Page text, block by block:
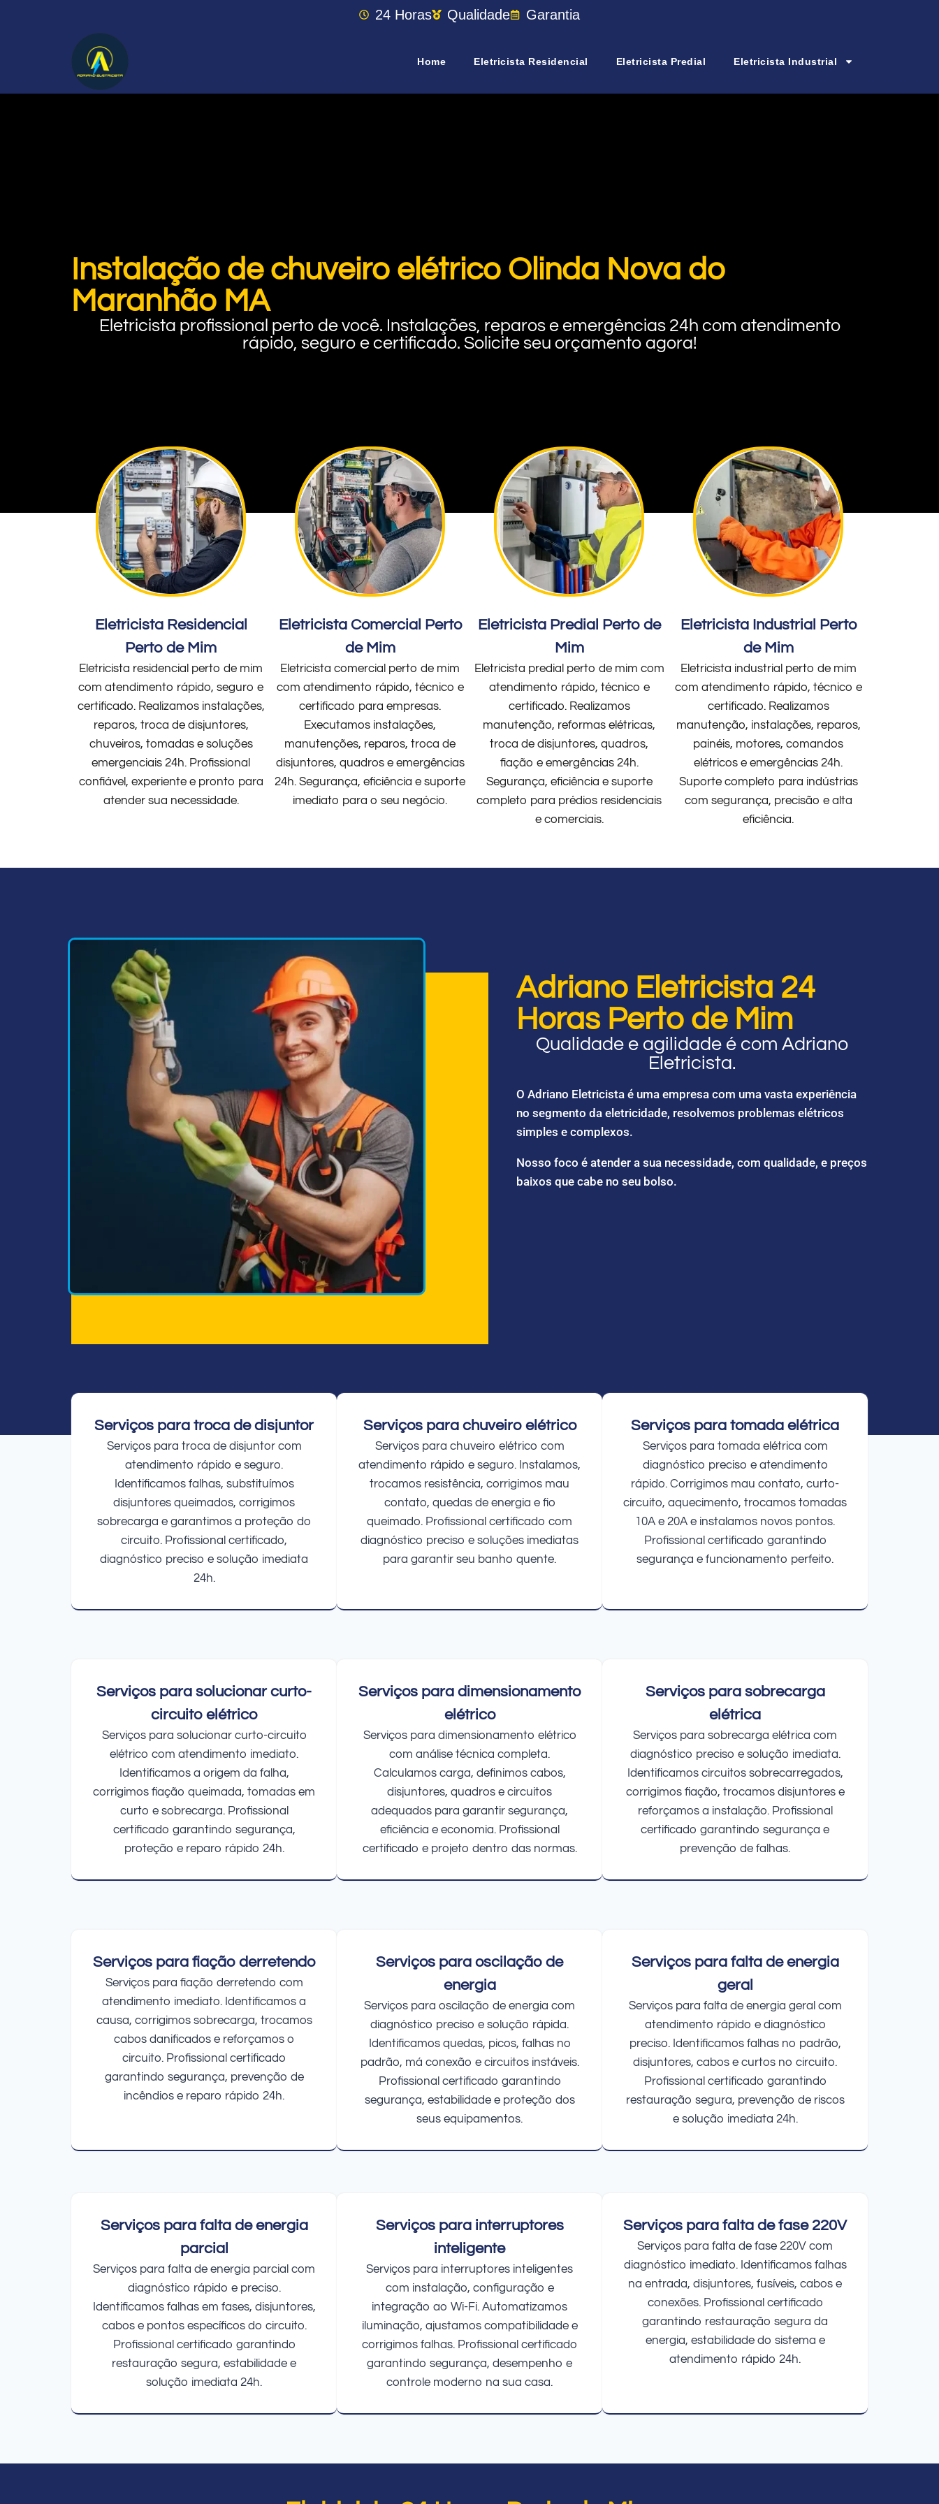
24 Horas Qualidade Garantia
Home Eletricista Residencial Eletricista Predial Eletricista Industrial
Instalação de chuveiro elétrico Olinda Nova do
Maranhão MA
Eletricista profissional perto de você. Instalações, reparos e emergências 24h com atendimento
rápido, seguro e certificado. Solicite seu orçamento agora!
Eletricista Residencial
Perto de Mim
Eletricista residencial perto de mim
com atendimento rápido, seguro e
certificado. Realizamos instalações,
reparos, troca de disjuntores,
chuveiros, tomadas e soluções
emergenciais 24h. Profissional
confiável, experiente e pronto para
atender sua necessidade.
Eletricista Comercial Perto
de Mim
Eletricista comercial perto de mim
com atendimento rápido, técnico e
certificado para empresas.
Executamos instalações,
manutenções, reparos, troca de
disjuntores, quadros e emergências
24h. Segurança, eficiência e suporte
imediato para o seu negócio.
Eletricista Predial Perto de
Mim
Eletricista predial perto de mim com
atendimento rápido, técnico e
certificado. Realizamos
manutenção, reformas elétricas,
troca de disjuntores, quadros,
fiação e emergências 24h.
Segurança, eficiência e suporte
completo para prédios residenciais
e comerciais.
Eletricista Industrial Perto
de Mim
Eletricista industrial perto de mim
com atendimento rápido, técnico e
certificado. Realizamos
manutenção, instalações, reparos,
painéis, motores, comandos
elétricos e emergências 24h.
Suporte completo para indústrias
com segurança, precisão e alta
eficiência.
Adriano Eletricista 24
Horas Perto de Mim
Qualidade e agilidade é com Adriano
Eletricista.
O Adriano Eletricista é uma empresa com uma vasta experiência
no segmento da eletricidade, resolvemos problemas elétricos
simples e complexos.
Nosso foco é atender a sua necessidade, com qualidade, e preços
baixos que cabe no seu bolso.
Serviços para troca de disjuntor
Serviços para troca de disjuntor com
atendimento rápido e seguro.
Identificamos falhas, substituímos
disjuntores queimados, corrigimos
sobrecarga e garantimos a proteção do
circuito. Profissional certificado,
diagnóstico preciso e solução imediata
24h.
Serviços para chuveiro elétrico
Serviços para chuveiro elétrico com
atendimento rápido e seguro. Instalamos,
trocamos resistência, corrigimos mau
contato, quedas de energia e fio
queimado. Profissional certificado com
diagnóstico preciso e soluções imediatas
para garantir seu banho quente.
Serviços para tomada elétrica
Serviços para tomada elétrica com
diagnóstico preciso e atendimento
rápido. Corrigimos mau contato, curto-
circuito, aquecimento, trocamos tomadas
10A e 20A e instalamos novos pontos.
Profissional certificado garantindo
segurança e funcionamento perfeito.
Serviços para solucionar curto-
circuito elétrico
Serviços para solucionar curto-circuito
elétrico com atendimento imediato.
Identificamos a origem da falha,
corrigimos fiação queimada, tomadas em
curto e sobrecarga. Profissional
certificado garantindo segurança,
proteção e reparo rápido 24h.
Serviços para dimensionamento
elétrico
Serviços para dimensionamento elétrico
com análise técnica completa.
Calculamos carga, definimos cabos,
disjuntores, quadros e circuitos
adequados para garantir segurança,
eficiência e economia. Profissional
certificado e projeto dentro das normas.
Serviços para sobrecarga
elétrica
Serviços para sobrecarga elétrica com
diagnóstico preciso e solução imediata.
Identificamos circuitos sobrecarregados,
corrigimos fiação, trocamos disjuntores e
reforçamos a instalação. Profissional
certificado garantindo segurança e
prevenção de falhas.
Serviços para fiação derretendo
Serviços para fiação derretendo com
atendimento imediato. Identificamos a
causa, corrigimos sobrecarga, trocamos
cabos danificados e reforçamos o
circuito. Profissional certificado
garantindo segurança, prevenção de
incêndios e reparo rápido 24h.
Serviços para oscilação de
energia
Serviços para oscilação de energia com
diagnóstico preciso e solução rápida.
Identificamos quedas, picos, falhas no
padrão, má conexão e circuitos instáveis.
Profissional certificado garantindo
segurança, estabilidade e proteção dos
seus equipamentos.
Serviços para falta de energia
geral
Serviços para falta de energia geral com
atendimento rápido e diagnóstico
preciso. Identificamos falhas no padrão,
disjuntores, cabos e curtos no circuito.
Profissional certificado garantindo
restauração segura, prevenção de riscos
e solução imediata 24h.
Serviços para falta de energia
parcial
Serviços para falta de energia parcial com
diagnóstico rápido e preciso.
Identificamos falhas em fases, disjuntores,
cabos e pontos específicos do circuito.
Profissional certificado garantindo
restauração segura, estabilidade e
solução imediata 24h.
Serviços para interruptores
inteligente
Serviços para interruptores inteligentes
com instalação, configuração e
integração ao Wi-Fi. Automatizamos
iluminação, ajustamos compatibilidade e
corrigimos falhas. Profissional certificado
garantindo segurança, desempenho e
controle moderno na sua casa.
Serviços para falta de fase 220V
Serviços para falta de fase 220V com
diagnóstico imediato. Identificamos falhas
na entrada, disjuntores, fusíveis, cabos e
conexões. Profissional certificado
garantindo restauração segura da
energia, estabilidade do sistema e
atendimento rápido 24h.